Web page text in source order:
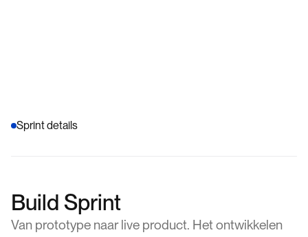
Sprint details
Build Sprint
Van prototype naar live product. Het ontwikkelen